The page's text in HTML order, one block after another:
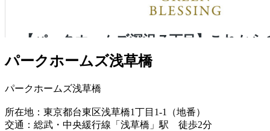
パークホームズ浅草橋
パークホームズ浅草橋
所在地：東京都台東区浅草橋1丁目1-1（地番）
交通：総武・中央緩行線「浅草橋」駅 徒歩2分